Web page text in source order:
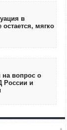
в
остается, мягко
на вопрос о
России и